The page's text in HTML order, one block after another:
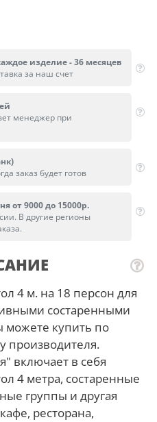
изделие - 36 месяцев
за наш счет
менеджер при
заказ будет готов
от 9000 до 15000р.
В другие регионы
4 м. на 18 персон для
состаренными
можете купить по
производителя.
включает в себя
4 метра, состаренные
группы и другая
ресторана,